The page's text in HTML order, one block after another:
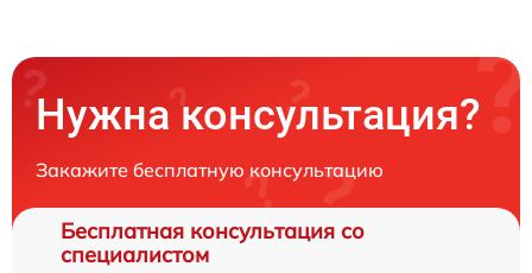
Нужна консультация?
Закажите бесплатную консультацию
Бесплатная консультация со
специалистом